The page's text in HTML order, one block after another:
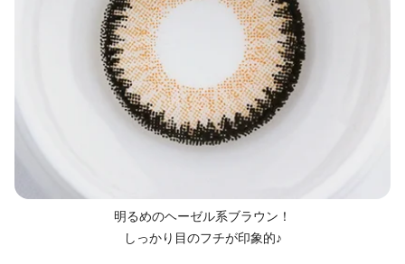
明るめのヘーゼル系ブラウン！
しっかり目のフチが印象的♪